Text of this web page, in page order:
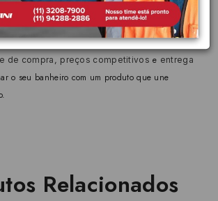
e compacto.
de qualidade e sustentabilidade.
de compra , preços competitivos e entrega
o seu banheiro com um produto que une
Relacionados